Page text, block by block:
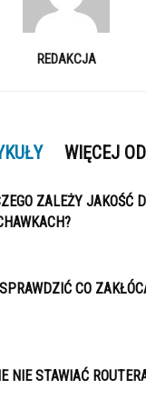
REDAKCJA
WIĘCEJ
ZALEŻY JAKOŚĆ
CO
NIE STAWIAĆ